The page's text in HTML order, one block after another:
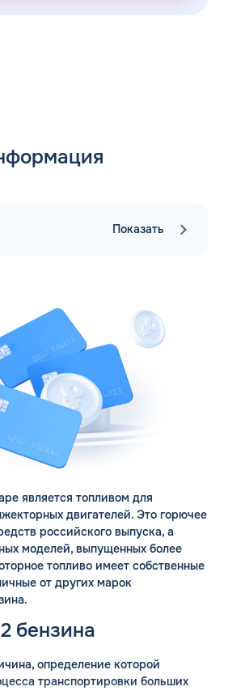
Показать
является топливом для
двигателей. Это горючее
российского выпуска, а
моделей, выпущенных более
топливо имеет собственные
от других марок
бензина
определение которой
транспортировки больших